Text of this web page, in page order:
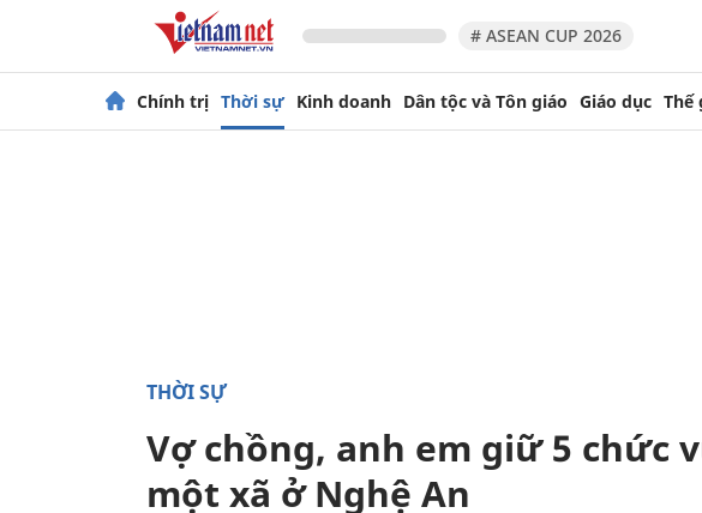
# ASEAN CUP 2026
Chính trị Thời sự Kinh doanh Dân tộc và Tôn giáo Giáo dục Thế
THỜI SỰ
Vợ chồng, anh em giữ 5 chức
một xã ở Nghệ An